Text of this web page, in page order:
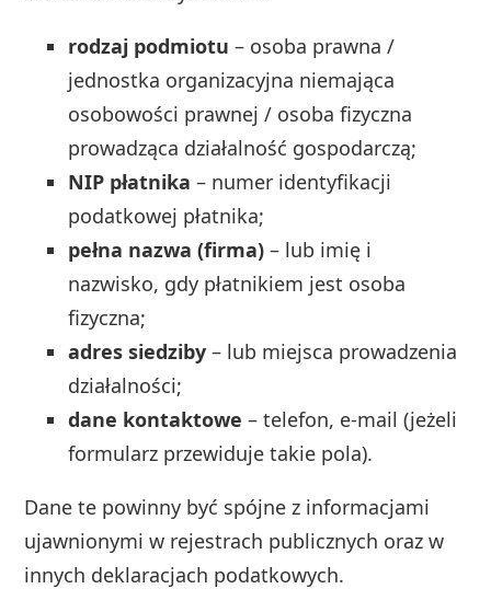
rodzaj podmiotu – osoba prawna /
jednostka organizacyjna niemająca
osobowości prawnej / osoba fizyczna
prowadząca działalność gospodarczą;
NIP płatnika – numer identyfikacji
podatkowej płatnika;
pełna nazwa (firma) – lub imię i
nazwisko, gdy płatnikiem jest osoba
fizyczna;
adres siedziby – lub miejsca prowadzenia
działalności;
dane kontaktowe – telefon, e-mail (jeżeli
formularz przewiduje takie pola).
Dane te powinny być spójne z informacjami
ujawnionymi w rejestrach publicznych oraz w
innych deklaracjach podatkowych.